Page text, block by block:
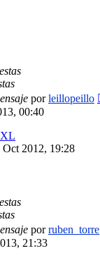
porleillopeillo
00:40
Oct 2012, 19:28
porruben_torre
21:33